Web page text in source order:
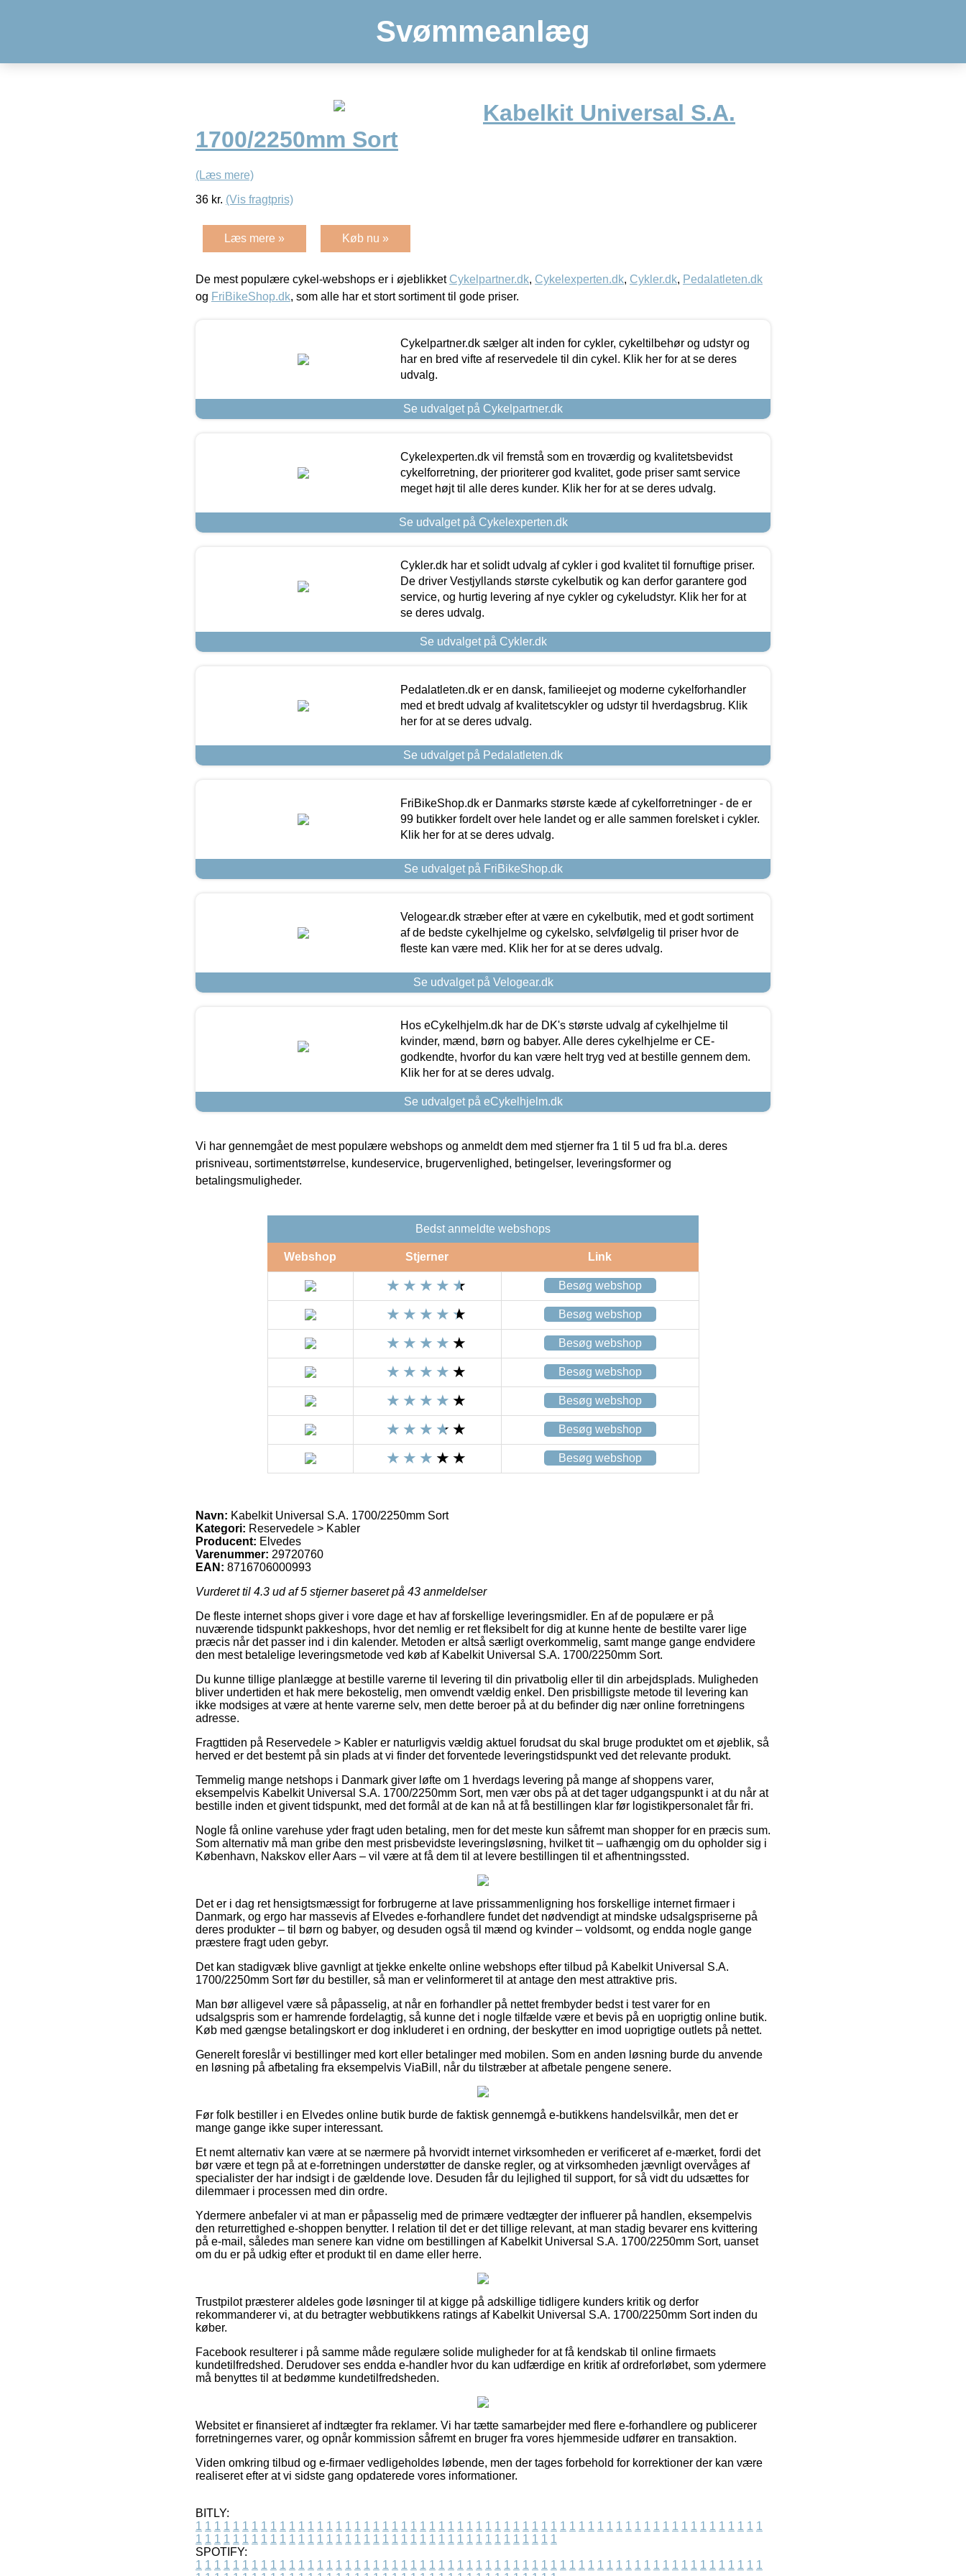
Svømmeanlæg
Kabelkit Universal S.A.
1700/2250mm Sort
(Læs mere)
36 kr. (Vis fragtpris)
Læs mere » Køb nu »
De mest populære cykel-webshops er i øjeblikket Cykelpartner.dk, Cykelexperten.dk, Cykler.dk, Pedalatleten.dk
og FriBikeShop.dk, som alle har et stort sortiment til gode priser.
Cykelpartner.dk sælger alt inden for cykler, cykeltilbehør og udstyr og
har en bred vifte af reservedele til din cykel. Klik her for at se deres
udvalg.
Se udvalget på Cykelpartner.dk
Cykelexperten.dk vil fremstå som en troværdig og kvalitetsbevidst
cykelforretning, der prioriterer god kvalitet, gode priser samt service
meget højt til alle deres kunder. Klik her for at se deres udvalg.
Se udvalget på Cykelexperten.dk
Cykler.dk har et solidt udvalg af cykler i god kvalitet til fornuftige priser.
De driver Vestjyllands største cykelbutik og kan derfor garantere god
service, og hurtig levering af nye cykler og cykeludstyr. Klik her for at
se deres udvalg.
Se udvalget på Cykler.dk
Pedalatleten.dk er en dansk, familieejet og moderne cykelforhandler
med et bredt udvalg af kvalitetscykler og udstyr til hverdagsbrug. Klik
her for at se deres udvalg.
Se udvalget på Pedalatleten.dk
FriBikeShop.dk er Danmarks største kæde af cykelforretninger - de er
99 butikker fordelt over hele landet og er alle sammen forelsket i cykler.
Klik her for at se deres udvalg.
Se udvalget på FriBikeShop.dk
Velogear.dk stræber efter at være en cykelbutik, med et godt sortiment
af de bedste cykelhjelme og cykelsko, selvfølgelig til priser hvor de
fleste kan være med. Klik her for at se deres udvalg.
Se udvalget på Velogear.dk
Hos eCykelhjelm.dk har de DK's største udvalg af cykelhjelme til
kvinder, mænd, børn og babyer. Alle deres cykelhjelme er CE-
godkendte, hvorfor du kan være helt tryg ved at bestille gennem dem.
Klik her for at se deres udvalg.
Se udvalget på eCykelhjelm.dk
Vi har gennemgået de mest populære webshops og anmeldt dem med stjerner fra 1 til 5 ud fra bl.a. deres
prisniveau, sortimentstørrelse, kundeservice, brugervenlighed, betingelser, leveringsformer og
betalingsmuligheder.
Bedst anmeldte webshops
Webshop Stjerner Link
Besøg webshop
Besøg webshop
Besøg webshop
Besøg webshop
Besøg webshop
Besøg webshop
Besøg webshop
Navn: Kabelkit Universal S.A. 1700/2250mm Sort
Kategori: Reservedele > Kabler
Producent: Elvedes
Varenummer: 29720760
EAN: 8716706000993
Vurderet til 4.3 ud af 5 stjerner baseret på 43 anmeldelser
De fleste internet shops giver i vore dage et hav af forskellige leveringsmidler. En af de populære er på
nuværende tidspunkt pakkeshops, hvor det nemlig er ret fleksibelt for dig at kunne hente de bestilte varer lige
præcis når det passer ind i din kalender. Metoden er altså særligt overkommelig, samt mange gange endvidere
den mest betalelige leveringsmetode ved køb af Kabelkit Universal S.A. 1700/2250mm Sort.
Du kunne tillige planlægge at bestille varerne til levering til din privatbolig eller til din arbejdsplads. Muligheden
bliver undertiden et hak mere bekostelig, men omvendt vældig enkel. Den prisbilligste metode til levering kan
ikke modsiges at være at hente varerne selv, men dette beroer på at du befinder dig nær online forretningens
adresse.
Fragttiden på Reservedele > Kabler er naturligvis vældig aktuel forudsat du skal bruge produktet om et øjeblik, så
herved er det bestemt på sin plads at vi finder det forventede leveringstidspunkt ved det relevante produkt.
Temmelig mange netshops i Danmark giver løfte om 1 hverdags levering på mange af shoppens varer,
eksempelvis Kabelkit Universal S.A. 1700/2250mm Sort, men vær obs på at det tager udgangspunkt i at du når at
bestille inden et givent tidspunkt, med det formål at de kan nå at få bestillingen klar før logistikpersonalet får fri.
Nogle få online varehuse yder fragt uden betaling, men for det meste kun såfremt man shopper for en præcis sum.
Som alternativ må man gribe den mest prisbevidste leveringsløsning, hvilket tit – uafhængig om du opholder sig i
København, Nakskov eller Aars – vil være at få dem til at levere bestillingen til et afhentningssted.
Det er i dag ret hensigtsmæssigt for forbrugerne at lave prissammenligning hos forskellige internet firmaer i
Danmark, og ergo har massevis af Elvedes e-forhandlere fundet det nødvendigt at mindske udsalgspriserne på
deres produkter – til børn og babyer, og desuden også til mænd og kvinder – voldsomt, og endda nogle gange
præstere fragt uden gebyr.
Det kan stadigvæk blive gavnligt at tjekke enkelte online webshops efter tilbud på Kabelkit Universal S.A.
1700/2250mm Sort før du bestiller, så man er velinformeret til at antage den mest attraktive pris.
Man bør alligevel være så påpasselig, at når en forhandler på nettet frembyder bedst i test varer for en
udsalgspris som er hamrende fordelagtig, så kunne det i nogle tilfælde være et bevis på en uoprigtig online butik.
Køb med gængse betalingskort er dog inkluderet i en ordning, der beskytter en imod uoprigtige outlets på nettet.
Generelt foreslår vi bestillinger med kort eller betalinger med mobilen. Som en anden løsning burde du anvende
en løsning på afbetaling fra eksempelvis ViaBill, når du tilstræber at afbetale pengene senere.
Før folk bestiller i en Elvedes online butik burde de faktisk gennemgå e-butikkens handelsvilkår, men det er
mange gange ikke super interessant.
Et nemt alternativ kan være at se nærmere på hvorvidt internet virksomheden er verificeret af e-mærket, fordi det
bør være et tegn på at e-forretningen understøtter de danske regler, og at virksomheden jævnligt overvåges af
specialister der har indsigt i de gældende love. Desuden får du lejlighed til support, for så vidt du udsættes for
dilemmaer i processen med din ordre.
Ydermere anbefaler vi at man er påpasselig med de primære vedtægter der influerer på handlen, eksempelvis
den returrettighed e-shoppen benytter. I relation til det er det tillige relevant, at man stadig bevarer ens kvittering
på e-mail, således man senere kan vidne om bestillingen af Kabelkit Universal S.A. 1700/2250mm Sort, uanset
om du er på udkig efter et produkt til en dame eller herre.
Trustpilot præsterer aldeles gode løsninger til at kigge på adskillige tidligere kunders kritik og derfor
rekommanderer vi, at du betragter webbutikkens ratings af Kabelkit Universal S.A. 1700/2250mm Sort inden du
køber.
Facebook resulterer i på samme måde regulære solide muligheder for at få kendskab til online firmaets
kundetilfredshed. Derudover ses endda e-handler hvor du kan udfærdige en kritik af ordreforløbet, som ydermere
må benyttes til at bedømme kundetilfredsheden.
Websitet er finansieret af indtægter fra reklamer. Vi har tætte samarbejder med flere e-forhandlere og publicerer
forretningernes varer, og opnår kommission såfremt en bruger fra vores hjemmeside udfører en transaktion.
Viden omkring tilbud og e-firmaer vedligeholdes løbende, men der tages forbehold for korrektioner der kan være
realiseret efter at vi sidste gang opdaterede vores informationer.
BITLY:
1 1 1 1 1 1 1 1 1 1 1 1 1 1 1 1 1 1 1 1 1 1 1 1 1 1 1 1 1 1 1 1 1 1 1 1 1 1 1 1 1 1 1 1 1 1 1 1 1 1 1 1 1 1 1 1 1 1 1 1 1
1 1 1 1 1 1 1 1 1 1 1 1 1 1 1 1 1 1 1 1 1 1 1 1 1 1 1 1 1 1 1 1 1 1 1 1 1 1 1
SPOTIFY:
1 1 1 1 1 1 1 1 1 1 1 1 1 1 1 1 1 1 1 1 1 1 1 1 1 1 1 1 1 1 1 1 1 1 1 1 1 1 1 1 1 1 1 1 1 1 1 1 1 1 1 1 1 1 1 1 1 1 1 1 1